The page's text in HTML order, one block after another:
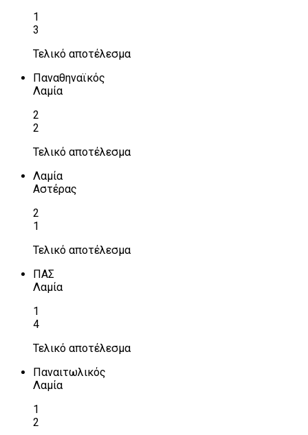
1
3
Τελικό αποτέλεσμα
Παναθηναϊκός
Λαμία
2
2
Τελικό αποτέλεσμα
Λαμία
Αστέρας
2
1
Τελικό αποτέλεσμα
ΠΑΣ
Λαμία
1
4
Τελικό αποτέλεσμα
Παναιτωλικός
Λαμία
1
2